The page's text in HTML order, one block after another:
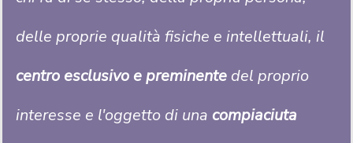
delle proprie qualità fisiche e intellettuali, il
centro esclusivo e preminente del proprio
interesse e l'oggetto di una compiaciuta